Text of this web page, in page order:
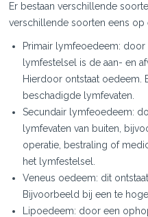
Er bestaan verschillende
verschillende soorten eens op
Primair lymfeoedeem:
lymfestelsel is de aan- en
Hierdoor ontstaat oedeem.
beschadigde lymfevaten.
Secundair lymfeoedeem:
lymfevaten van buiten,
operatie, bestraling of
het lymfestelsel.
Veneus oedeem: dit
Bijvoorbeeld bij een te
Lipoedeem: door een